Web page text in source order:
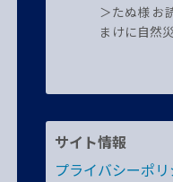
＞たぬ様 お
まけに自然
サイト情報
プライバシーポリ